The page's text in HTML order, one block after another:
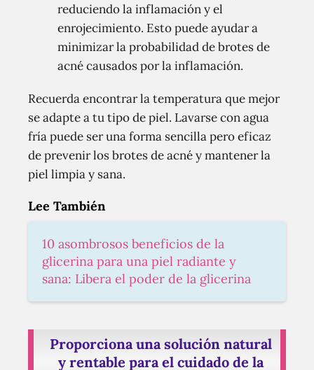
reduciendo la inflamación y el
enrojecimiento. Esto puede ayudar a
minimizar la probabilidad de brotes de
acné causados por la inflamación.
Recuerda encontrar la temperatura que mejor
se adapte a tu tipo de piel. Lavarse con agua
fría puede ser una forma sencilla pero eficaz
de prevenir los brotes de acné y mantener la
piel limpia y sana.
Lee También
10 asombrosos beneficios de la
glicerina para una piel radiante y
sana: Libera el poder de la glicerina
Proporciona una solución natural
y rentable para el cuidado de la